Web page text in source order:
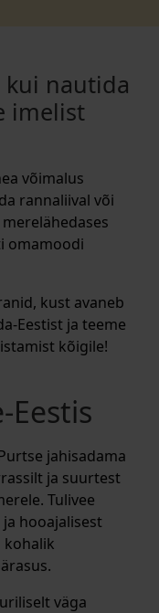
kui nautida
imelist
võimalus
rannaliival või
omamoodi
kust avaneb
Eestist ja teeme
kõigile!
Eestis
jahisadama
ja suurtest
Tulivee
hooajalisest
kohalik
väga